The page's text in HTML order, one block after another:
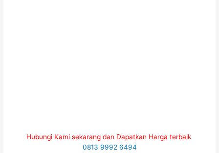
Hubungi Kami sekarang dan Dapatkan Harga terbaik
0813 9992 6494